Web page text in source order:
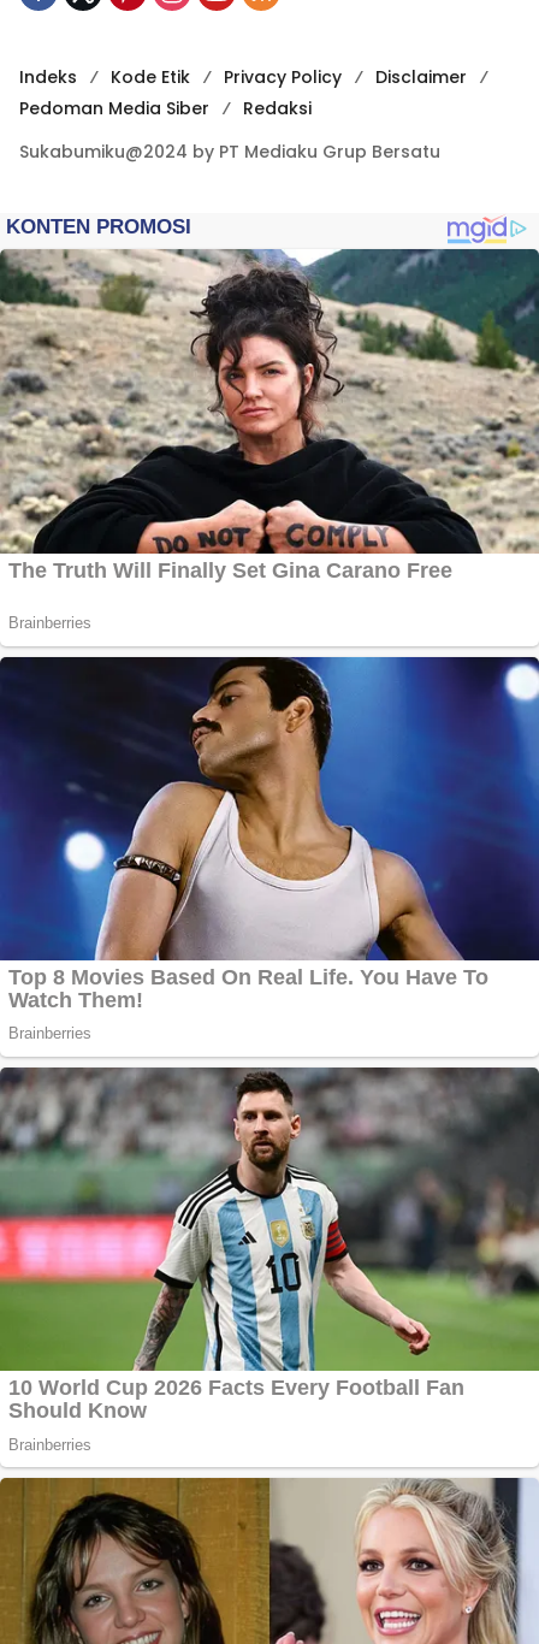
Indeks Kode Etik Privacy Policy
Disclaimer
Pedoman Media Siber
Redaksi
Sukabumiku@2024 by PT Mediaku Grup Bersatu